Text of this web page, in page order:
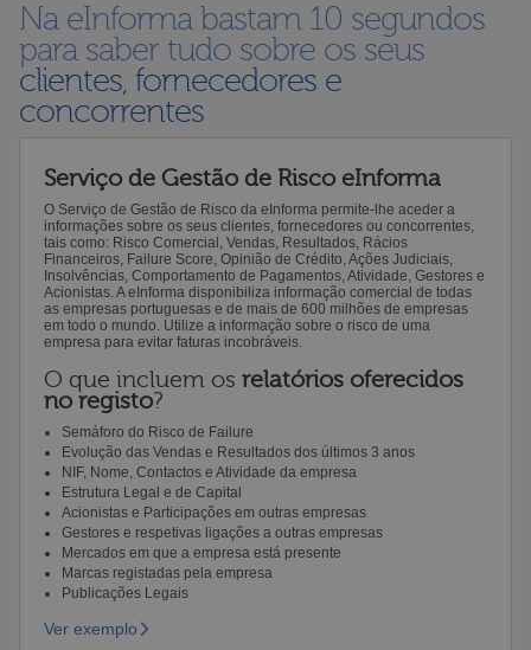
Na eInforma bastam 10 segundos
para saber tudo sobre os seus
clientes, fornecedores e
concorrentes
Serviço de Gestão de Risco eInforma
O Serviço de Gestão de Risco da eInforma permite-lhe aceder a
informações sobre os seus clientes, fornecedores ou concorrentes,
tais como: Risco Comercial, Vendas, Resultados, Rácios
Financeiros, Failure Score, Opinião de Crédito, Ações Judiciais,
Insolvências, Comportamento de Pagamentos, Atividade, Gestores e
Acionistas. A eInforma disponibiliza informação comercial de todas
as empresas portuguesas e de mais de 600 milhões de empresas
em todo o mundo. Utilize a informação sobre o risco de uma
empresa para evitar faturas incobráveis.
O que incluem os relatórios oferecidos
no registo?
Semáforo do Risco de Failure
Evolução das Vendas e Resultados dos últimos 3 anos
NIF, Nome, Contactos e Atividade da empresa
Estrutura Legal e de Capital
Acionistas e Participações em outras empresas
Gestores e respetivas ligações a outras empresas
Mercados em que a empresa está presente
Marcas registadas pela empresa
Publicações Legais
Ver exemplo